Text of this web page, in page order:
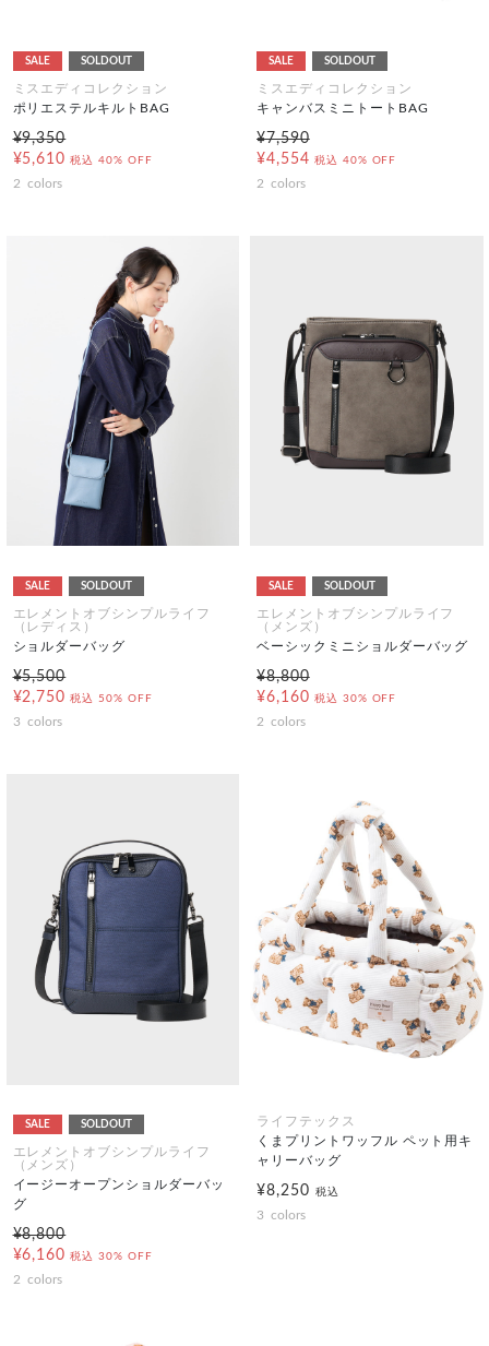
SALE SOLDOUT
ミスエディコレクション
ポリエステルキルトBAG
¥9,350
¥5,610 税込 40% OFF
2 colors
SALE SOLDOUT
ミスエディコレクション
キャンバスミニトートBAG
¥7,590
¥4,554 税込 40% OFF
2 colors
SALE SOLDOUT
エレメントオブシンプルライフ
（レディス）
ショルダーバッグ
¥5,500
¥2,750 税込 50% OFF
3 colors
SALE SOLDOUT
エレメントオブシンプルライフ
（メンズ）
ベーシックミニショルダーバッグ
¥8,800
¥6,160 税込 30% OFF
2 colors
SALE SOLDOUT
エレメントオブシンプルライフ
（メンズ）
イージーオープンショルダーバッ
グ
¥8,800
¥6,160 税込 30% OFF
2 colors
ライフテックス
くまプリントワッフル ペット用キ
ャリーバッグ
¥8,250 税込
3 colors